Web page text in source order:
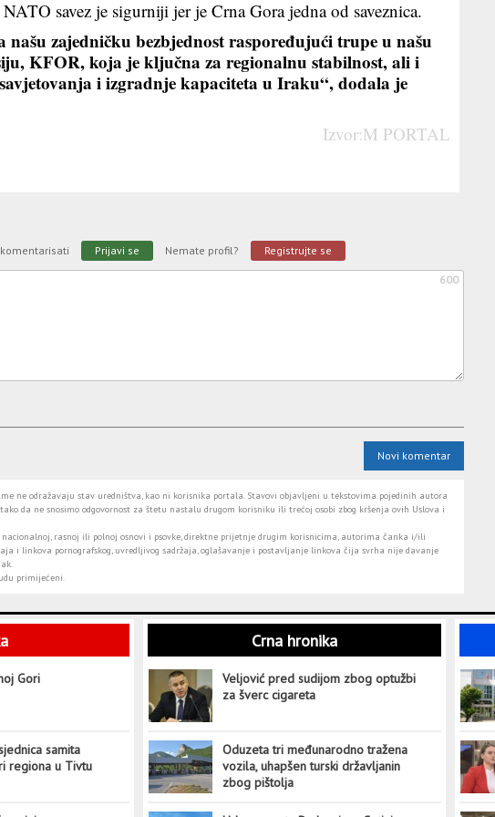
savez je sigurniji jer je Crna Gora jedna od saveznica.
zajedničku bezbjednost raspoređujući trupe u našu
KFOR, koja je ključna za regionalnu stabilnost, ali i
i izgradnje kapaciteta u Iraku“, dodala je
Izvor:M PORTAL
Prijavi se Nemate profil? Registrujte se
600
Novi komentar
ne odražavaju stav uredništva, kao ni korisnika portala. Stavovi objavljeni u tekstovima pojedinih autora
da ne snosimo odgovornost za štetu nastalu drugom korisniku ili trećoj osobi zbog kršenja ovih Uslova i
nacionalnoj, rasnoj ili polnoj osnovi i psovke, direktne prijetnje drugim korisnicima, autorima čanka i/ili
i linkova pornografskog, uvredljivog sadržaja, oglašavanje i postavljanje linkova čija svrha nije davanje
primijećeni.
Gori
samita
regiona u Tivtu
Crna hronika
Veljović pred sudijom zbog optužbi
za šverc cigareta
Oduzeta tri međunarodno tražena
vozila, uhapšen turski državljanin
zbog pištolja